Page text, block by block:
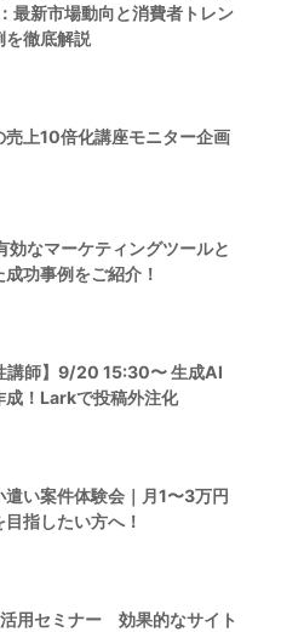
最新市場動向と消費者トレン
を徹底解説
売上10倍化講座モニター企画
効なマーケティングツールと
功事例をご紹介！
講師】9/20 15:30〜 生成AI
成！Larkで投稿外注化
い案件体験会｜月1〜3万円
指したい方へ！
用セミナー 効果的なサイト